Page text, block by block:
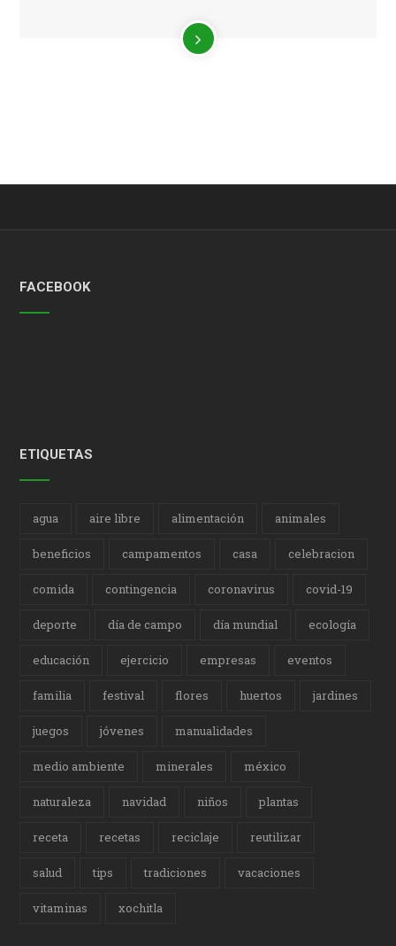
FACEBOOK
ETIQUETAS
agua aire libre alimentación animales
beneficios campamentos casa celebracion
comida contingencia coronavirus covid-19
deporte día de campo día mundial ecología
educación ejercicio empresas eventos
familia festival flores huertos jardines
juegos jóvenes manualidades
medio ambiente minerales méxico
naturaleza navidad niños plantas
receta recetas reciclaje reutilizar
salud tips tradiciones vacaciones
vitaminas xochitla